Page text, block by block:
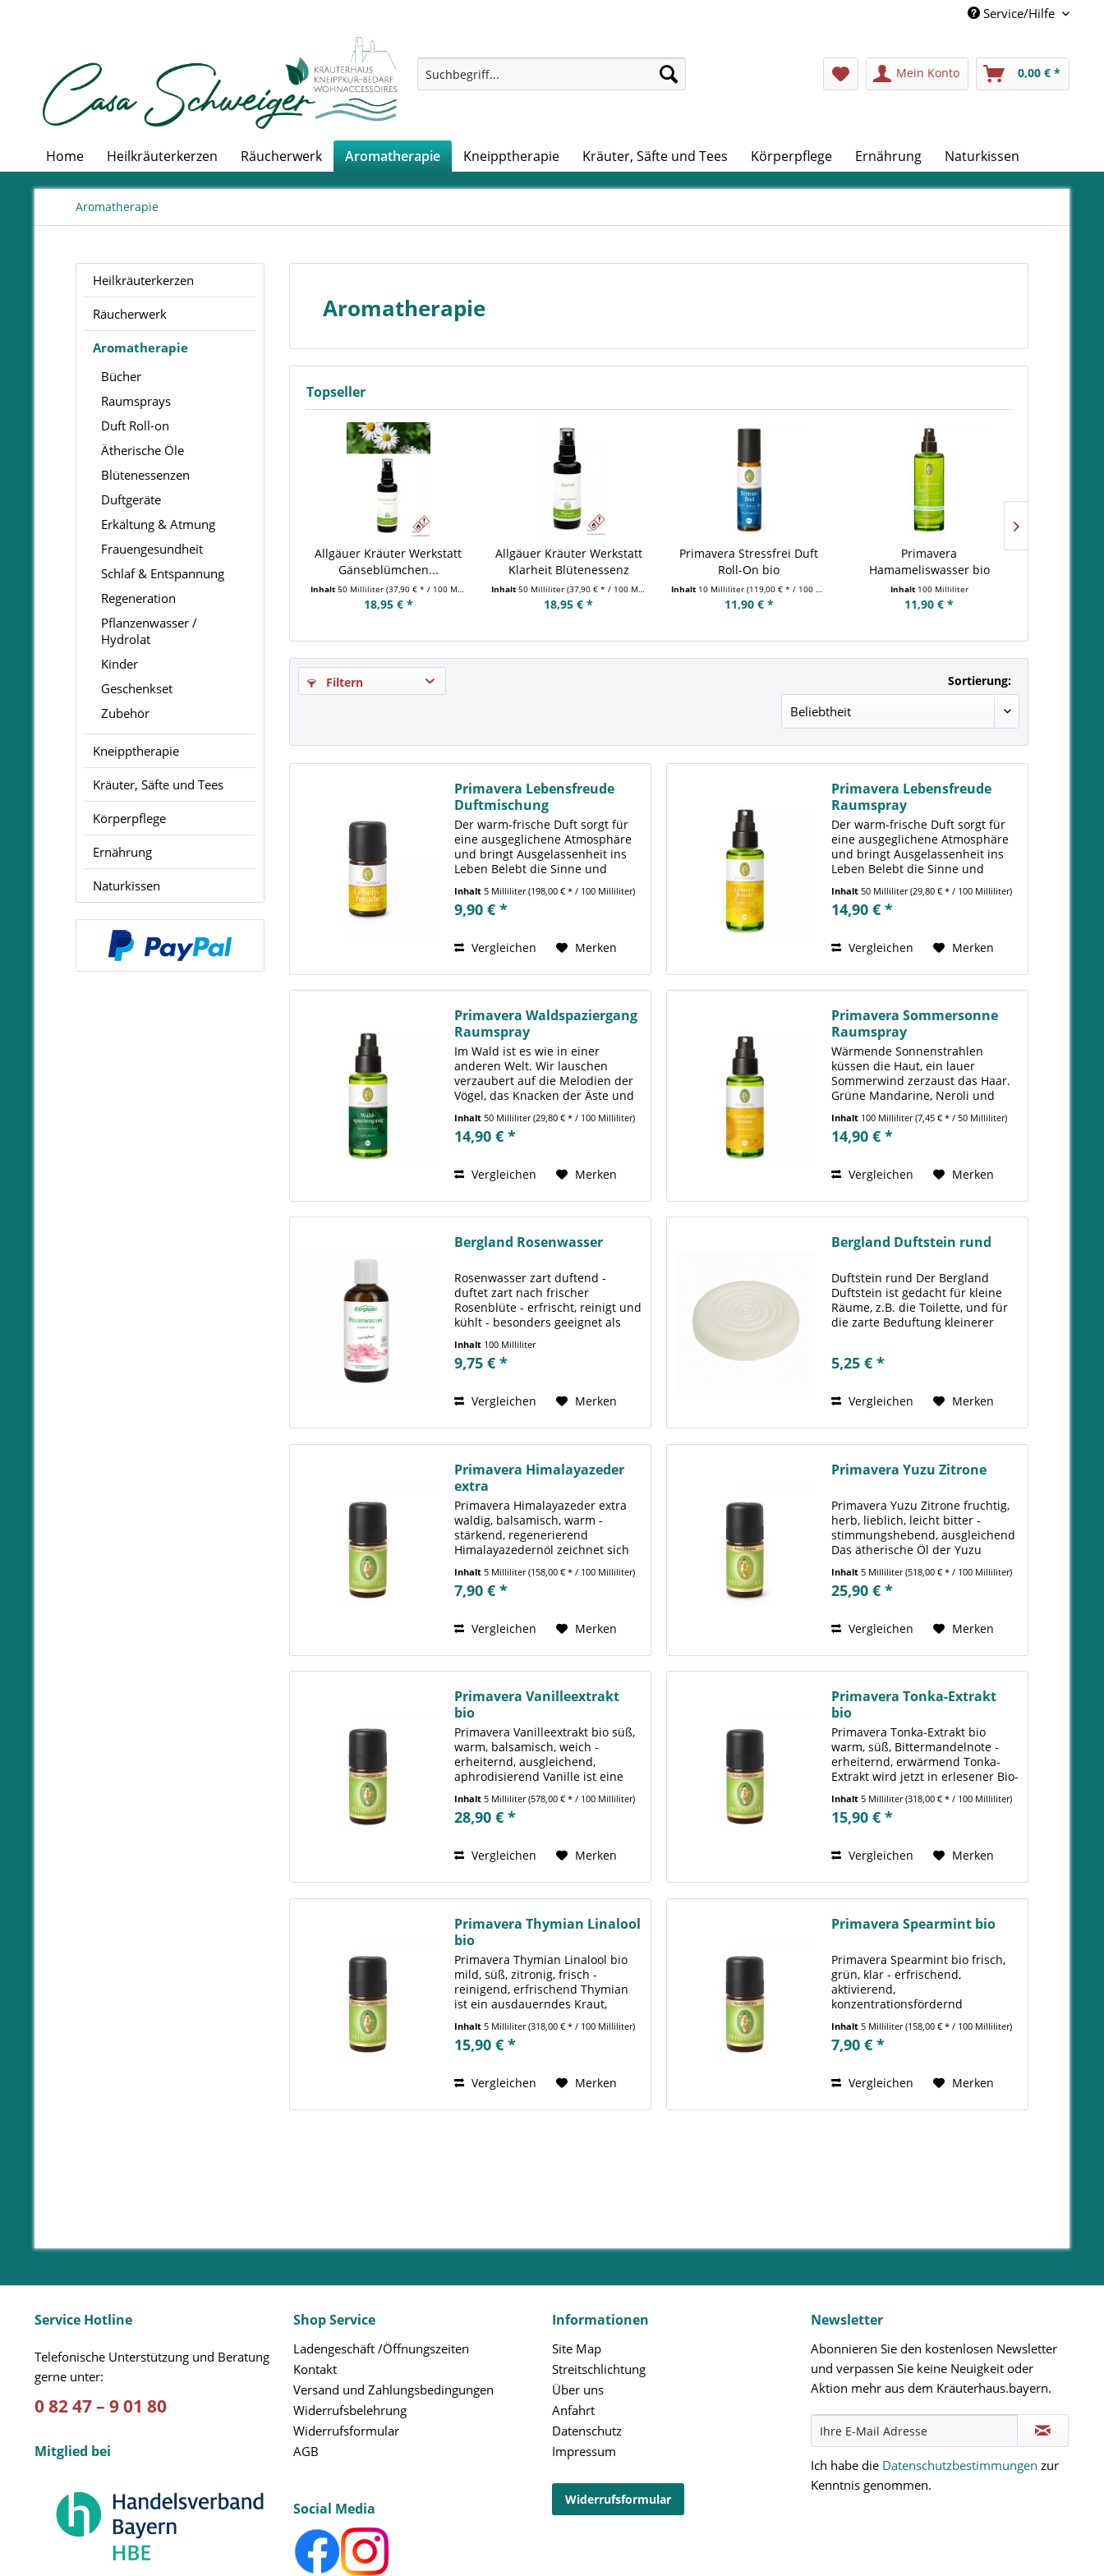
Service/Hilfe
Mein Konto 0,00 € *
Home Heilkräuterkerzen Räucherwerk Aromatherapie Kneipptherapie Kräuter, Säfte und Tees Körperpflege Ernährung Naturkissen
Aromatherapie
Heilkräuterkerzen
Räucherwerk
Aromatherapie
Bücher
Raumsprays
Duft Roll-on
Ätherische Öle
Blütenessenzen
Duftgeräte
Erkältung & Atmung
Frauengesundheit
Schlaf & Entspannung
Regeneration
Pflanzenwasser /
Hydrolat
Kinder
Geschenkset
Zubehör
Kneipptherapie
Kräuter, Säfte und Tees
Körperpflege
Ernährung
Naturkissen
Aromatherapie
Topseller
Allgäuer Kräuter Werkstatt
Gänseblümchen...
Inhalt 50 Milliliter (37,90 € * / 100 Milliliter)
18,95 € *
Allgäuer Kräuter Werkstatt
Klarheit Blütenessenz
Inhalt 50 Milliliter (37,90 € * / 100 Milliliter)
18,95 € *
Primavera Stressfrei Duft
Roll-On bio
Inhalt 10 Milliliter (119,00 € * / 100 Milliliter)
11,90 € *
Primavera
Hamameliswasser bio
Inhalt 100 Milliliter
11,90 € *
Filtern Sortierung:
Primavera Lebensfreude
Duftmischung
Der warm-frische Duft sorgt für
eine ausgeglichene Atmosphäre
und bringt Ausgelassenheit ins
Leben Belebt die Sinne und
Gefilde des Südens und in die
endlosen Orangenhaine am
Inhalt 5 Milliliter(198,00 € * / 100 Milliliter)
9,90 € *
Vergleichen Merken
Primavera Lebensfreude
Raumspray
Der warm-frische Duft sorgt für
eine ausgeglichene Atmosphäre
und bringt Ausgelassenheit ins
Leben Belebt die Sinne und
Gefilde des Südens und in die
endlosen Orangenhaine am
Inhalt 50 Milliliter(29,80 € * / 100 Milliliter)
14,90 € *
Vergleichen Merken
Primavera Waldspaziergang
Raumspray
Im Wald ist es wie in einer
anderen Welt. Wir lauschen
verzaubert auf die Melodien der
Vögel, das Knacken der Äste und
Warmer Duft von
sonnenverwöhntem Holz umhüllt
weichen...
Inhalt50 Milliliter(29,80 € * / 100 Milliliter)
14,90 € *
Vergleichen Merken
Primavera Sommersonne
Raumspray
Wärmende Sonnenstrahlen
küssen die Haut, ein lauer
Sommerwind zerzaust das Haar.
Grüne Mandarine, Neroli und
die unbeschwerte Leichtigkeit
herrlicher Sommertage spüren -
Inhalt 100 Milliliter(7,45 € * / 50 Milliliter)
14,90 € *
Vergleichen Merken
Bergland Rosenwasser
Rosenwasser zart duftend -
duftet zart nach frischer
Rosenblüte - erfrischt, reinigt und
kühlt - besonders geeignet als
Kompressen Das Bergland
Rosenwasser duftet zart nach
erfrischt,...
Inhalt 100 Milliliter
9,75 € *
Vergleichen Merken
Bergland Duftstein rund
Duftstein rund Der Bergland
Duftstein ist gedacht für kleine
Räume, z.B. die Toilette, und für
die zarte Beduftung kleinerer
oder das Auto. Er wird gerne
5,25 € *
Vergleichen Merken
Primavera Himalayazeder
extra
Primavera Himalayazeder extra
waldig, balsamisch, warm -
stärkend, regenerierend
Himalayazedernöl zeichnet sich
nervlich stark stabilisierende
Wirkung aus. Der ausgleichende
bei...
Inhalt 5 Milliliter(158,00 € * / 100 Milliliter)
7,90 € *
Vergleichen Merken
Primavera Yuzu Zitrone
Primavera Yuzu Zitrone fruchtig,
herb, lieblich, leicht bitter -
stimmungshebend, ausgleichend
Das ätherische Öl der Yuzu
facettenreiche Duftrarität. Dieses
riecht herrlich fruchtig, frisch,
Inhalt 5 Milliliter(518,00 € * / 100 Milliliter)
25,90 € *
Vergleichen Merken
Primavera Vanilleextrakt
bio
Primavera Vanilleextrakt bio süß,
warm, balsamisch, weich -
erheiternd, ausgleichend,
aphrodisierend Vanille ist eine
Madagaskar, Reunion und den
Komoren angebaut wird; aus
Kapselfrüchten...
Inhalt5 Milliliter(578,00 € * / 100 Milliliter)
28,90 € *
Vergleichen Merken
Primavera Tonka-Extrakt
bio
Primavera Tonka-Extrakt bio
warm, süß, Bittermandelnote -
erheiternd, erwärmend Tonka-
Extrakt wird jetzt in erlesener Bio-
Besonderheit des Öls ist der
vertraute Duft, welcher das
Inhalt5 Milliliter(318,00 € * / 100 Milliliter)
15,90 € *
Vergleichen Merken
Primavera Thymian Linalool
bio
Primavera Thymian Linalool bio
mild, süß, zitronig, frisch -
reinigend, erfrischend Thymian
ist ein ausdauerndes Kraut,
beheimatet ist. Je nach Klima und
Bodenbeschaffenheit bildet
Inhalt 5 Milliliter(318,00 € * / 100 Milliliter)
15,90 € *
Vergleichen Merken
Primavera Spearmint bio
Primavera Spearmint bio frisch,
grün, klar - erfrischend,
aktivierend,
konzentrationsfördernd
Heil- und Gewürzkraut, welches
gemäßigte Klimazonen
80cm hoch werden und hat...
Inhalt 5 Milliliter(158,00 € * / 100 Milliliter)
7,90 € *
Vergleichen Merken
Service Hotline
Telefonische Unterstützung und Beratung
gerne unter:
0 82 47 – 9 01 80
Mitglied bei
Shop Service
Ladengeschäft /Öffnungszeiten
Kontakt
Versand und Zahlungsbedingungen
Widerrufsbelehrung
Widerrufsformular
AGB
Social Media
Informationen
Site Map
Streitschlichtung
Über uns
Anfahrt
Datenschutz
Impressum
Widerrufsformular
Newsletter
Abonnieren Sie den kostenlosen Newsletter
und verpassen Sie keine Neuigkeit oder
Aktion mehr aus dem Kräuterhaus.bayern.
Ich habe die Datenschutzbestimmungen zur
Kenntnis genommen.